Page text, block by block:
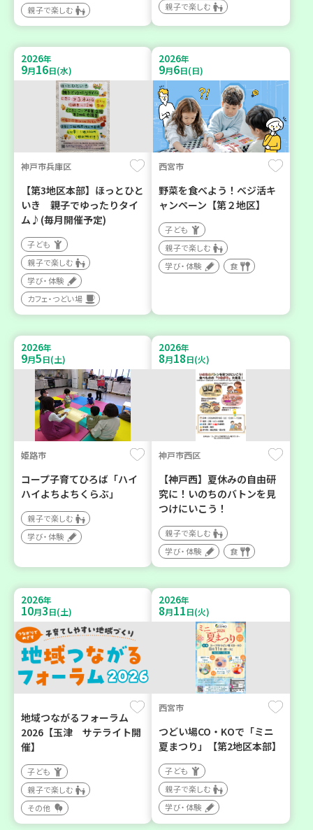
親子で楽しむ
親子で楽しむ
2026年
9月16日(水)
神戸市兵庫区
【第3地区本部】ほっとひと
いき 親子でゆったりタイ
ム♪(毎月開催予定)
子ども
親子で楽しむ
学び・体験
カフェ・つどい場
2026年
9月6日(日)
西宮市
野菜を食べよう！ベジ活キ
ャンペーン【第２地区】
子ども
親子で楽しむ
学び・体験
食
2026年
9月5日(土)
姫路市
コープ子育てひろば「ハイ
ハイよちよちくらぶ」
親子で楽しむ
学び・体験
2026年
8月18日(火)
神戸市西区
【神戸西】夏休みの自由研
究に！いのちのバトンを見
つけにいこう！
親子で楽しむ
学び・体験
食
2026年
10月3日(土)
地域つながるフォーラム
2026【玉津 サテライト開
催】
子ども
親子で楽しむ
その他
2026年
8月11日(火)
西宮市
つどい場CO・KOで「ミニ
夏まつり」【第2地区本部】
子ども
親子で楽しむ
学び・体験